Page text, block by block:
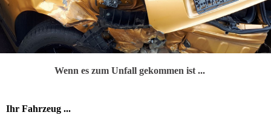
Wenn es zum Unfall gekommen ist ...
Ihr Fahrzeug ...